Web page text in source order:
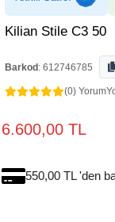
Kilian Stile C3 50
Barkod : 612746785
(0) Yorum
6.600,00 TL
550,00 TL 'den